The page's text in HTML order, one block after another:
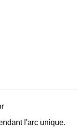
l'arc unique.